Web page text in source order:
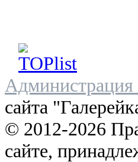
Администрация
сайта
© 2012-2026
сайте,